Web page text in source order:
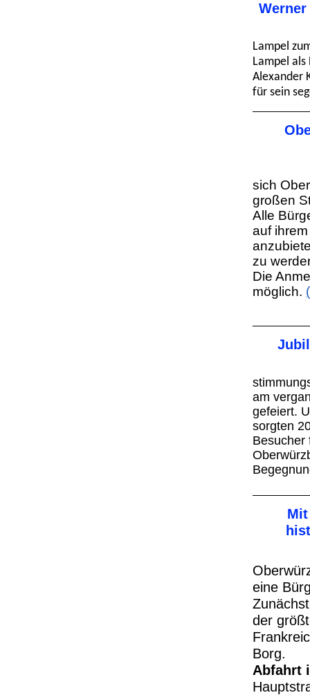
Lampel
Lampel
Alexander
für sein
sich
großen
Alle
auf
zu
Die
möglich.
am
gefeiert.
sorgten
Besucher
eine
der
Borg.
Abfahrt